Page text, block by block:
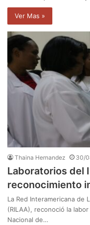
Ver Mas »
Thaina Hernandez 30/
Laboratorios del
reconocimiento
La Red Interamericana de
(RILAA), reconoció la
Nacional de…